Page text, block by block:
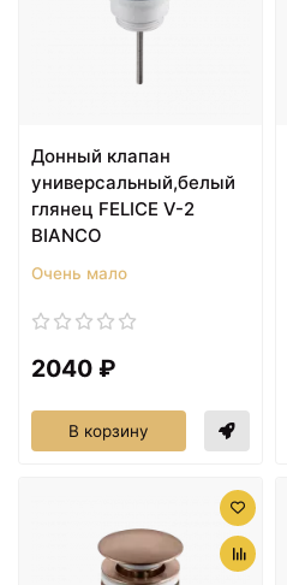
Донный клапан
универсальный,белый
глянец FELICE V-2
BIANCO
Очень мало
2040 ₽
В корзину